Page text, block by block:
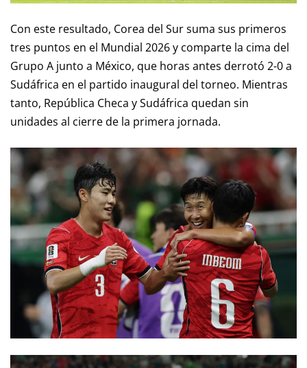
Con este resultado, Corea del Sur suma sus primeros
tres puntos en el Mundial 2026 y comparte la cima del
Grupo A junto a México, que horas antes derrotó 2-0 a
Sudáfrica en el partido inaugural del torneo. Mientras
tanto, República Checa y Sudáfrica quedan sin
unidades al cierre de la primera jornada.